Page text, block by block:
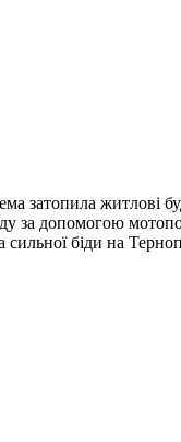
затопила житлові
за допомогою
біди на